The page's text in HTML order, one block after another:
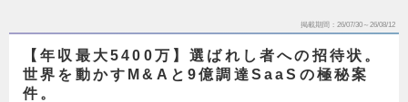
掲載期間 26/07/30～26/08/12
【年収最大5400万】選ばれし者への招待状。
世界を動かすM&Aと9億調達SaaSの極秘案
件。